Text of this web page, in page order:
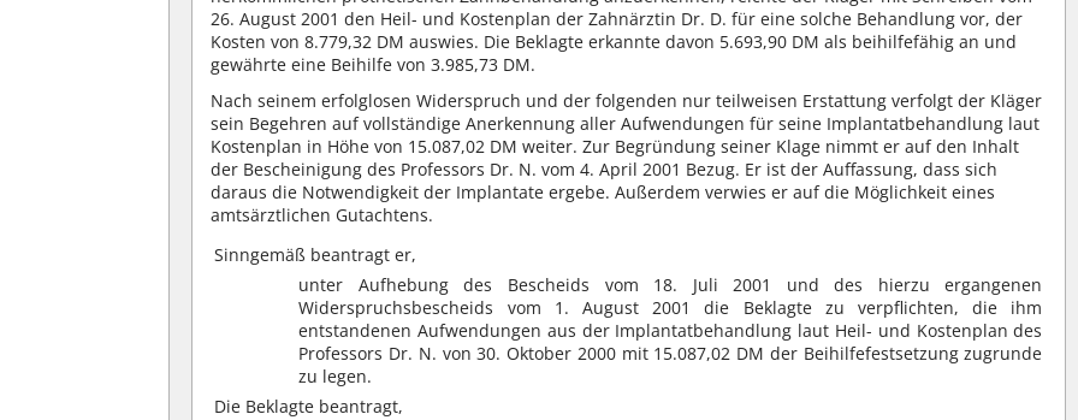
26. August 2001 den Heil- und Kostenplan der Zahnärztin Dr. D. für eine solche Behandlung vor, der
Kosten von 8.779,32 DM auswies. Die Beklagte erkannte davon 5.693,90 DM als beihilfefähig an und
gewährte eine Beihilfe von 3.985,73 DM.
Nach seinem erfolglosen Widerspruch und der folgenden nur teilweisen Erstattung verfolgt der Kläger
sein Begehren auf vollständige Anerkennung aller Aufwendungen für seine Implantatbehandlung laut
Kostenplan in Höhe von 15.087,02 DM weiter. Zur Begründung seiner Klage nimmt er auf den Inhalt
der Bescheinigung des Professors Dr. N. vom 4. April 2001 Bezug. Er ist der Auffassung, dass sich
daraus die Notwendigkeit der Implantate ergebe. Außerdem verwies er auf die Möglichkeit eines
amtsärztlichen Gutachtens.
Sinngemäß beantragt er,
unter Aufhebung des Bescheids vom 18. Juli 2001 und des hierzu ergangenen
Widerspruchsbescheids vom 1. August 2001 die Beklagte zu verpflichten, die ihm
entstandenen Aufwendungen aus der Implantatbehandlung laut Heil- und Kostenplan des
Professors Dr. N. von 30. Oktober 2000 mit 15.087,02 DM der Beihilfefestsetzung zugrunde
zu legen.
Die Beklagte beantragt,